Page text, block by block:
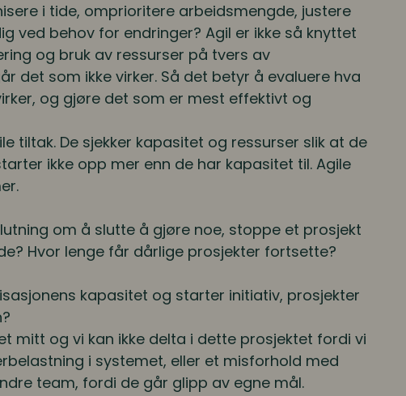
i tide, omprioritere arbeidsmengde, justere
ved behov for endringer? Agil er ikke så knyttet
og bruk av ressurser på tvers av
det som ikke virker. Så det betyr å evaluere hva
og gjøre det som er mest effektivt og
tiltak. De sjekker kapasitet og ressurser slik at de
ikke opp mer enn de har kapasitet til. Agile
om å slutte å gjøre noe, stoppe et prosjekt
Hvor lenge får dårlige prosjekter fortsette?
kapasitet og starter initiativ, prosjekter
mitt og vi kan ikke delta i dette prosjektet fordi vi
i systemet, eller et misforhold med
team, fordi de går glipp av egne mål.